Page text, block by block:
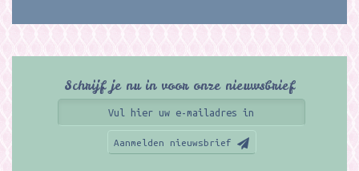
Schrijf je nu in voor onze nieuwsbrief
Aanmelden nieuwsbrief